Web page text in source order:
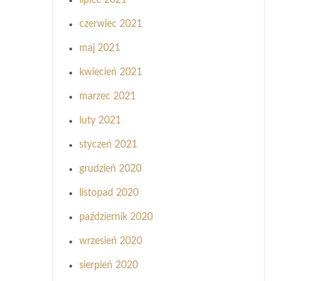
czerwiec 2021
maj 2021
kwiecień 2021
marzec 2021
luty 2021
styczeń 2021
grudzień 2020
listopad 2020
październik 2020
wrzesień 2020
sierpień 2020